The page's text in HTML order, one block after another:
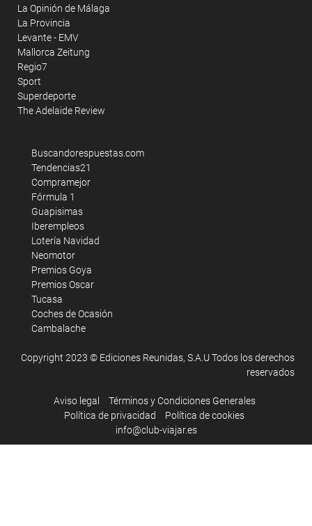
La Opinión de Málaga
La Provincia
Levante - EMV
Mallorca Zeitung
Regio7
Sport
Superdeporte
The Adelaide Review
Buscandorespuestas.com
Tendencias21
Compramejor
Fórmula 1
Guapisimas
Iberempleos
Lotería Navidad
Neomotor
Premios Goya
Premios Oscar
Tucasa
Coches de Ocasión
Cambalache
Copyright 2023 © Ediciones Reunidas, S.A.U Todos los derechos
reservados
Aviso legal
Términos y Condiciones Generales
Política de privacidad
Política de cookies
info@club-viajar.es